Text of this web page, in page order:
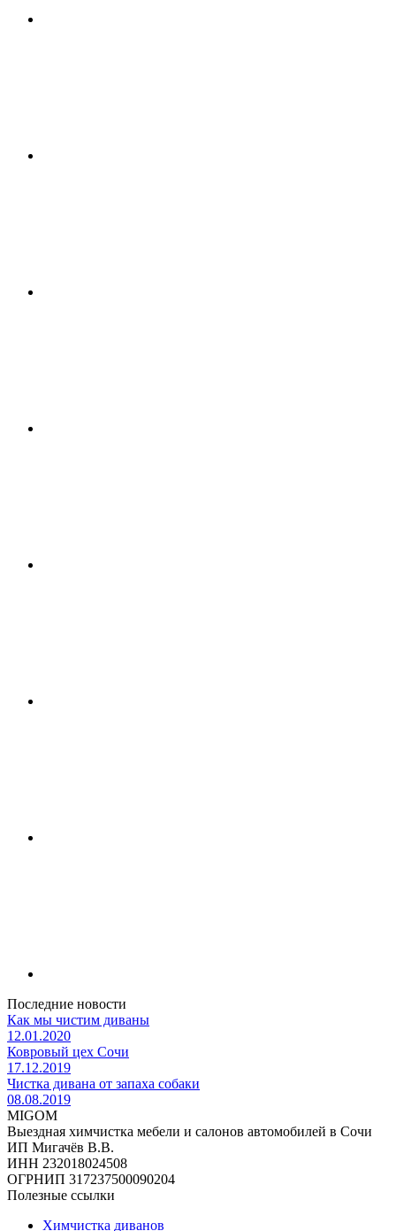
Последние новости
Как мы чистим диваны
12.01.2020
Ковровый цех Сочи
17.12.2019
Чистка дивана от запаха собаки
08.08.2019
MIGOM
Выездная химчистка мебели и салонов автомобилей в Сочи
ИП Мигачёв В.В.
ИНН 232018024508
ОГРНИП 317237500090204
Полезные ссылки
Химчистка диванов